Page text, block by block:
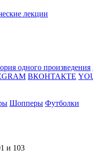
лекции
одного произведения
ВКОНТАКТЕ
Шопперы Футболки
и 103